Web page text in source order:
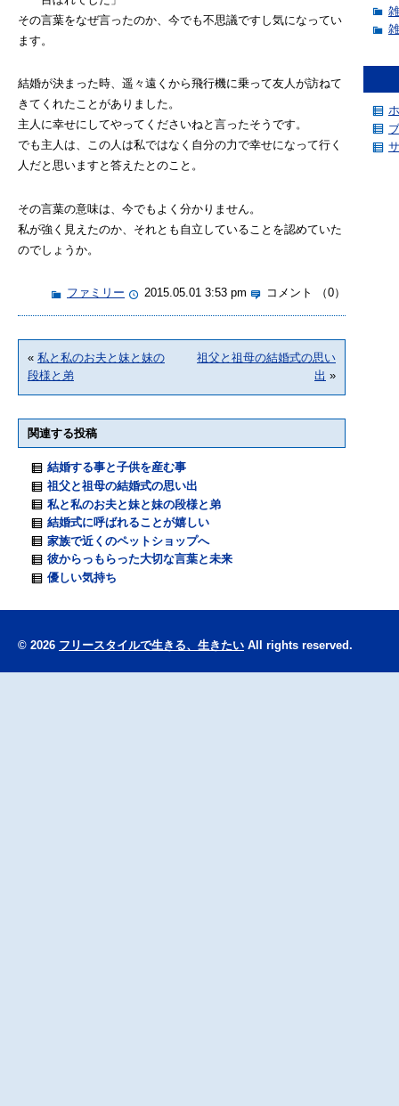
その言葉をなぜ言ったのか、今でも不思議ですし気になってい
ます。
結婚が決まった時、遥々遠くから飛行機に乗って友人が訪ねて
きてくれたことがありました。
主人に幸せにしてやってくださいねと言ったそうです。
でも主人は、この人は私ではなく自分の力で幸せになって行く
人だと思いますと答えたとのこと。
その言葉の意味は、今でもよく分かりません。
私が強く見えたのか、それとも自立していることを認めていた
のでしょうか。
ファミリー 2015.05.01 3:53 pm コメント （0）
« 私と私のお夫と妹と妹の
段様と弟
祖父と祖母の結婚式の思い
出 »
関連する投稿
結婚する事と子供を産む事
祖父と祖母の結婚式の思い出
私と私のお夫と妹と妹の段様と弟
結婚式に呼ばれることが嬉しい
家族で近くのペットショップへ
彼からっもらった大切な言葉と未来
優しい気持ち
© 2026 フリースタイルで生きる、生きたい All rights reserved.